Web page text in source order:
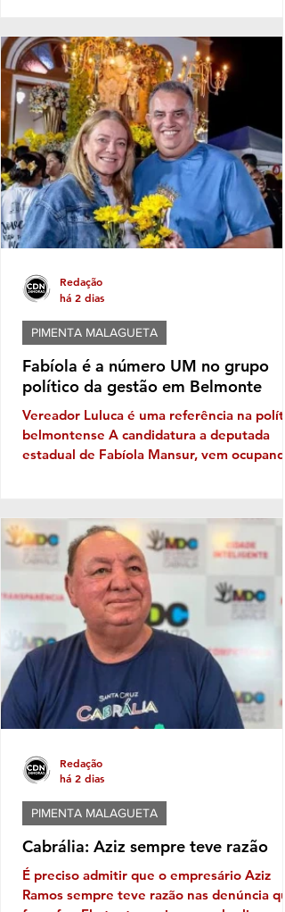
Família Acolhedora, iniciativa que busca
fortalecer a rede de proteção à infância e à
adolescência no município. O programa é
destinado a famílias e pessoas interessadas
em acolher temporariamente crianças e
adolescentes que, por determinação
precisaram ser afastados do convívio
de origem. Durante esse pe
Fabíola é a número UM no grupo
político da gestão em Belmonte
Vereador Luluca é uma referência na
belmontense A candidatura a deputada
estadual de Fabíola Mansur, vem ocupando
sob a liderança do habilidoso presidente da
Câmara Municipal, Luluca da Ambulância e
da vice-prefeita, Alice Elias Brito, vem
ganhando terreno, e ao que tudo indica
estão dispostos a mostrar o peso político
que representam. Luluca que já cheg
PIMENTA MALAGUETA
Redação
há 2 dias
Cabrália: Aziz sempre teve razão
É preciso admitir que o empresário Aziz
Ramos sempre teve razão nas denúncia
PIMENTA MALAGUETA
Redação
há 2 dias